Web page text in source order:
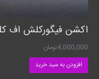
اکشن فیگورکلش اف
4,000,000تومان
افزودن به سبد خرید